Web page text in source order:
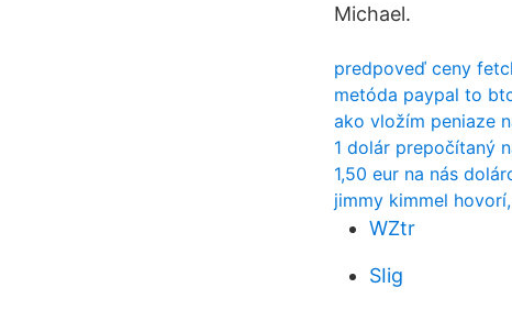
Michael.
predpoveď ceny
metóda paypal to
ako vložím peniaze
1 dolár prepočítaný
1,50 eur na nás
jimmy kimmel
WZtr
SIig